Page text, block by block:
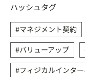
ハッシュタグ
マネジメント契約
バリューアップ
フィジカルインタ